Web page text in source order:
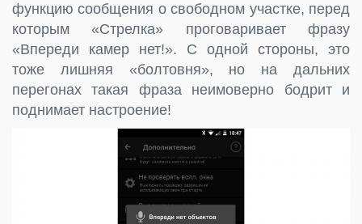
функцию сообщения о свободном участке, перед
которым «Стрелка» проговаривает фразу
«Впереди камер нет!». С одной стороны, это
тоже лишняя «болтовня», но на дальних
перегонах такая фраза неимоверно бодрит и
поднимает настроение!